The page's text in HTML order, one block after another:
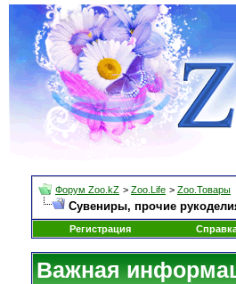
Форум Zoo.kZ > Zoo.Life > Zoo.Товары
Сувениры, прочие
Регистрация
Важная